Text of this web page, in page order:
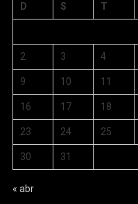
D
S T
2 3 4
9 10 11
16 17 18
23 24 25
30 31
« abr